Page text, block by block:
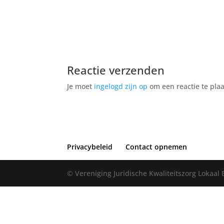
Reactie verzenden
Je moet ingelogd zijn op om een reactie te
Privacybeleid Contact opnemen
© Vereniging Juridische Kwaliteitszorg Lokaal